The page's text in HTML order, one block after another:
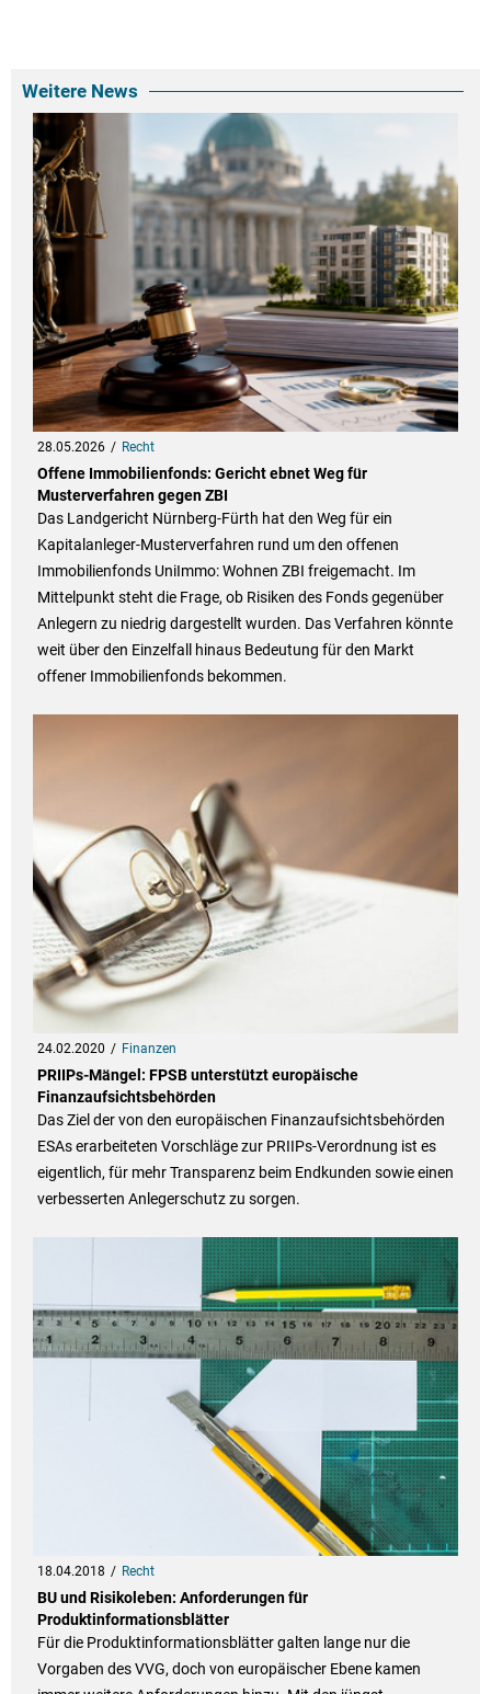
Weitere News
28.05.2026 Recht
Offene Immobilienfonds: Gericht ebnet Weg für
Musterverfahren gegen ZBI
Das Landgericht Nürnberg-Fürth hat den Weg für ein
Kapitalanleger-Musterverfahren rund um den offenen
Immobilienfonds UniImmo: Wohnen ZBI freigemacht. Im
Mittelpunkt steht die Frage, ob Risiken des Fonds gegenüber
Anlegern zu niedrig dargestellt wurden. Das Verfahren könnte
weit über den Einzelfall hinaus Bedeutung für den Markt
offener Immobilienfonds bekommen.
24.02.2020 Finanzen
PRIIPs-Mängel: FPSB unterstützt europäische
Finanzaufsichtsbehörden
Das Ziel der von den europäischen Finanzaufsichtsbehörden
ESAs erarbeiteten Vorschläge zur PRIIPs-Verordnung ist es
eigentlich, für mehr Transparenz beim Endkunden sowie einen
verbesserten Anlegerschutz zu sorgen.
18.04.2018 Recht
BU und Risikoleben: Anforderungen für
Produktinformationsblätter
Für die Produktinformationsblätter galten lange nur die
Vorgaben des VVG, doch von europäischer Ebene kamen